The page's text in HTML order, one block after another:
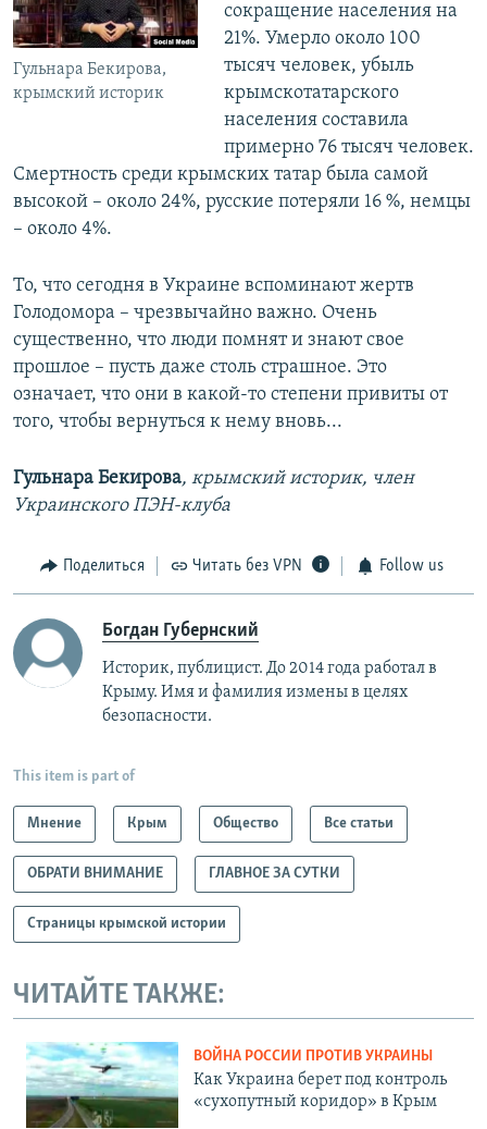
Гульнара Бекирова,
крымский историк
сокращение населения на
21%. Умерло около 100
тысяч человек, убыль
крымскотатарского
населения составила
примерно 76 тысяч человек.
Смертность среди крымских татар была самой
высокой – около 24%, русские потеряли 16 %, немцы
– около 4%.
То, что сегодня в Украине вспоминают жертв
Голодомора – чрезвычайно важно. Очень
существенно, что люди помнят и знают свое
прошлое – пусть даже столь страшное. Это
означает, что они в какой-то степени привиты от
того, чтобы вернуться к нему вновь...
Гульнара Бекирова, крымский историк, член
Украинского ПЭН-клуба
Поделиться Читать без VPN Follow us
Богдан Губернский
Историк, публицист. До 2014 года работал в
Крыму. Имя и фамилия измены в целях
безопасности.
This item is part of
Мнение Крым Общество Все статьи
ОБРАТИ ВНИМАНИЕ ГЛАВНОЕ ЗА СУТКИ
Страницы крымской истории
ЧИТАЙТЕ ТАКЖЕ:
ВОЙНА РОССИИ ПРОТИВ УКРАИНЫ
Как Украина берет под контроль
«сухопутный коридор» в Крым